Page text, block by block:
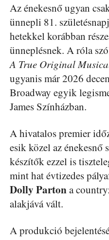
Az énekesnő ugyan
ünnepli 81.
hetekkel korábban
ünneplésnek. A róla
A True Original
ugyanis már 2026
Broadway egyik
James Színházban.
A hivatalos premier
esik közel az énekesnő
készítők ezzel is
mint hat évtizedes
Dolly Partona
alakjává vált.
A produkció